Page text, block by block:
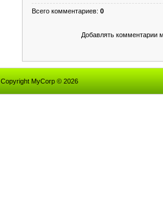
Всего комментариев: 0
Добавлять комментарии
Copyright MyCorp © 2026